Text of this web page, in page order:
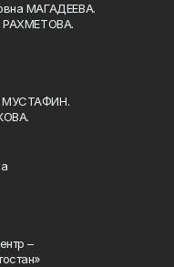
МАГАДЕЕВА.
РАХМЕТОВА.
МУСТАФИН.
–